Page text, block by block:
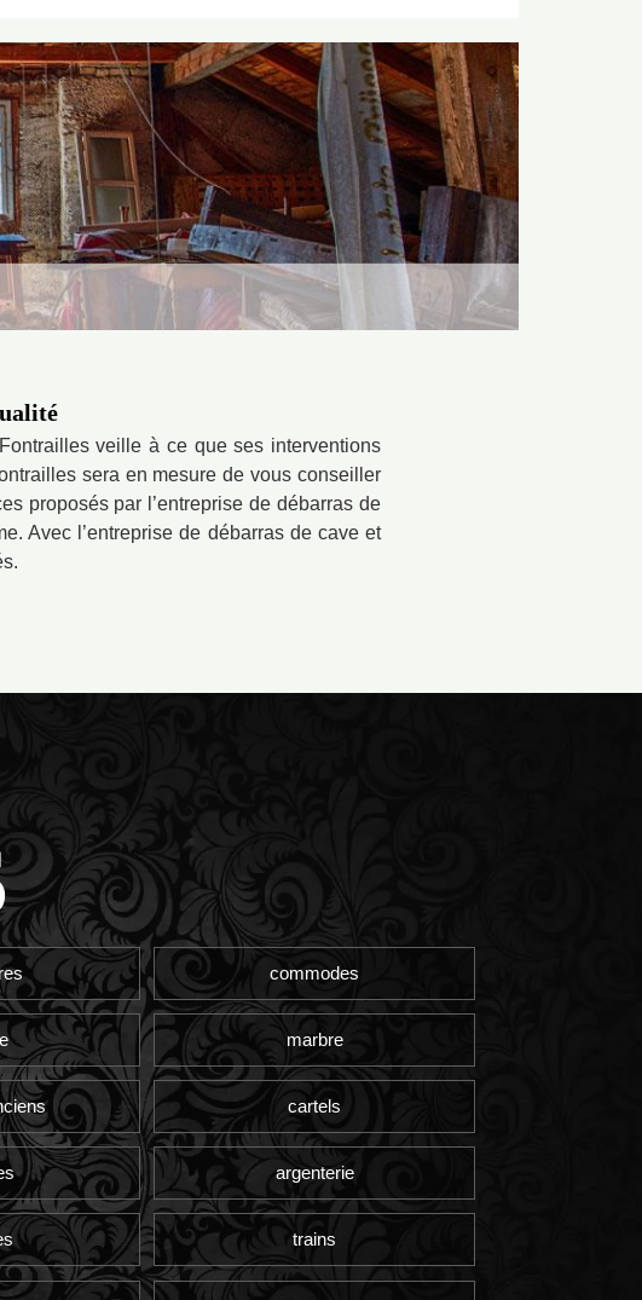
veille à ce que ses interventions
sera en mesure de vous conseiller
proposés par l’entreprise de débarras de
Avec l’entreprise de débarras de cave et
commodes
marbre
cartels
argenterie
trains